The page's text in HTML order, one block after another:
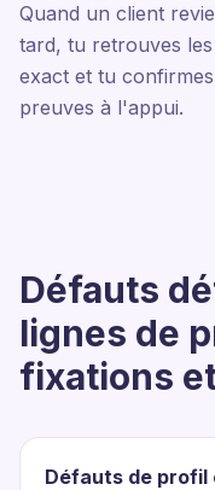
Quand un client
tard, tu retrouves
exact et tu
preuves à l'appui.
Défauts
lignes de
fixations
Défauts de profil